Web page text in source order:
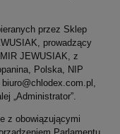
przez Sklep
prowadzący
JEWUSIAK, z
Polska, NIP
„Administrator”.
z obowiązującymi